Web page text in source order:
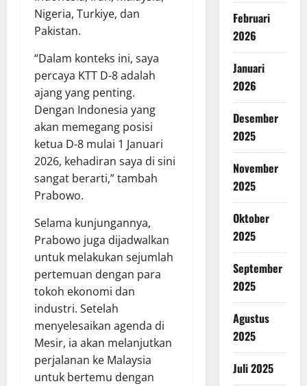
Nigeria, Turkiye, dan
Pakistan.
“Dalam konteks ini, saya
percaya KTT D-8 adalah
ajang yang penting.
Dengan Indonesia yang
akan memegang posisi
ketua D-8 mulai 1 Januari
2026, kehadiran saya di sini
sangat berarti,” tambah
Prabowo.
Selama kunjungannya,
Prabowo juga dijadwalkan
untuk melakukan sejumlah
pertemuan dengan para
tokoh ekonomi dan
industri. Setelah
menyelesaikan agenda di
Mesir, ia akan melanjutkan
perjalanan ke Malaysia
untuk bertemu dengan
Februari
2026
Januari
2026
Desember
2025
November
2025
Oktober
2025
September
2025
Agustus
2025
Juli 2025